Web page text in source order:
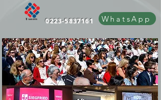
WhatsApp
0223-5837161